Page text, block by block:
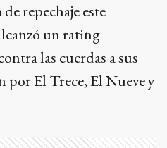
repechaje este
un rating
las cuerdas a sus
por El Trece, El Nueve y